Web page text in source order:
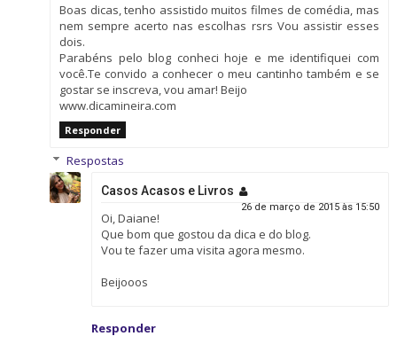
Boas dicas, tenho assistido muitos filmes de comédia, mas
nem sempre acerto nas escolhas rsrs Vou assistir esses
dois.
Parabéns pelo blog conheci hoje e me identifiquei com
você.Te convido a conhecer o meu cantinho também e se
gostar se inscreva, vou amar! Beijo
www.dicamineira.com
Responder
Respostas
Casos Acasos e Livros
26 de março de 2015 às 15:50
Oi, Daiane!
Que bom que gostou da dica e do blog.
Vou te fazer uma visita agora mesmo.
Beijooos
Responder